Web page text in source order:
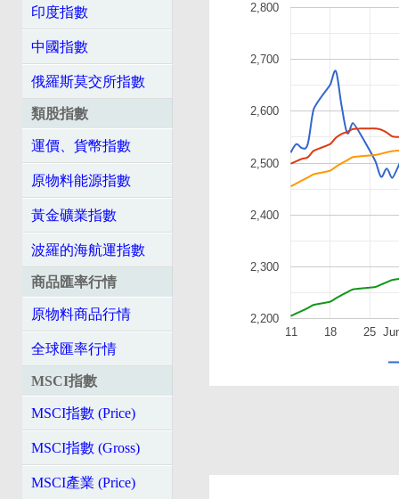
印度指數
中國指數
俄羅斯莫交所指數
類股指數
運價、貨幣指數
原物料能源指數
黃金礦業指數
波羅的海航運指數
商品匯率行情
原物料商品行情
全球匯率行情
MSCI指數
MSCI指數 (Price)
MSCI指數 (Gross)
MSCI產業 (Price)
11 18 25
2,200
2,300
2,400
2,500
2,600
2,700
2,800